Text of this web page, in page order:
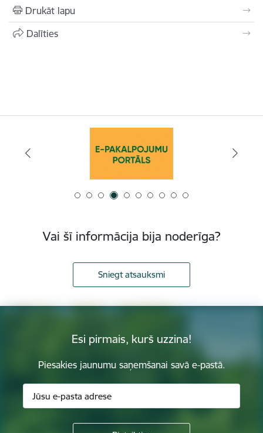
Drukāt lapu
Dalīties
Vai šī informācija bija noderīga?
Sniegt atsauksmi
Esi pirmais, kurš uzzina!
Piesakies jaunumu saņemšanai savā e-pastā.